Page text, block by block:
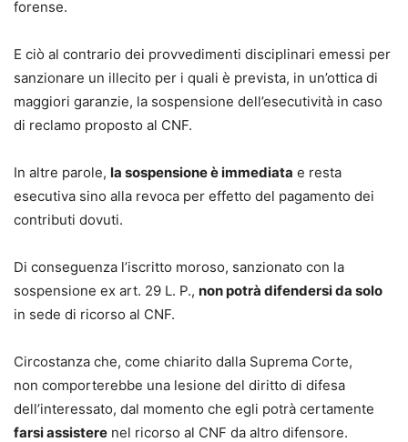
forense.
E ciò al contrario dei provvedimenti disciplinari emessi per
sanzionare un illecito per i quali è prevista, in un’ottica di
maggiori garanzie, la sospensione dell’esecutività in caso
di reclamo proposto al CNF.
In altre parole, la sospensione è immediata e resta
esecutiva sino alla revoca per effetto del pagamento dei
contributi dovuti.
Di conseguenza l’iscritto moroso, sanzionato con la
sospensione ex art. 29 L. P., non potrà difendersi da solo
in sede di ricorso al CNF.
Circostanza che, come chiarito dalla Suprema Corte,
non comporterebbe una lesione del diritto di difesa
dell’interessato, dal momento che egli potrà certamente
farsi assistere nel ricorso al CNF da altro difensore.